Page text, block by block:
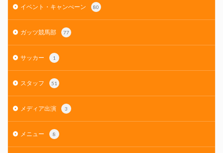
イベント・キャンぺーン 80
ガッツ競馬部 77
サッカー 1
スタッフ 51
メディア出演 3
メニュー 8